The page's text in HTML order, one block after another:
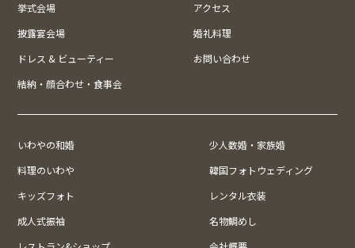
挙式会場
アクセス
披露宴会場
婚礼料理
ドレス & ビューティー
お問い合わせ
結納・顔合わせ・食事会
いわやの和婚
少人数婚・家族婚
料理のいわや
韓国フォトウェディング
キッズフォト
レンタル衣装
成人式振袖
名物鯛めし